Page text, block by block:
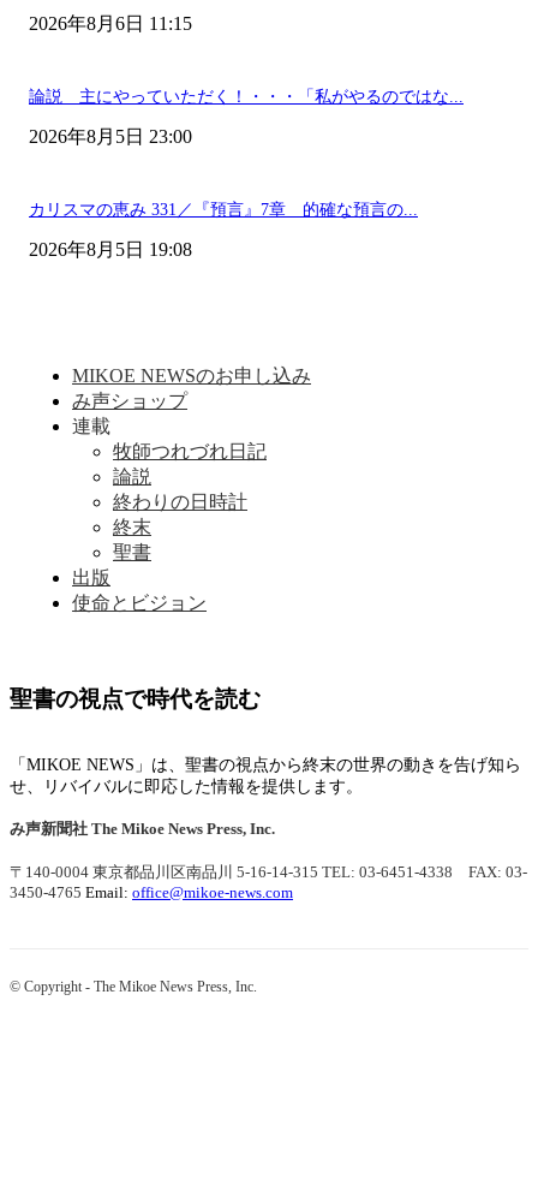
2026年8月6日 11:15
論説 主にやっていただく！・・・「私がやるのではな...
2026年8月5日 23:00
カリスマの恵み 331／『預言』7章 的確な預言の...
2026年8月5日 19:08
MIKOE NEWSのお申し込み
み声ショップ
連載
牧師つれづれ日記
論説
終わりの日時計
終末
聖書
出版
使命とビジョン
聖書の視点で時代を読む
「MIKOE NEWS」は、聖書の視点から終末の世界の動きを告げ知ら
せ、リバイバルに即応した情報を提供します。
み声新聞社 The Mikoe News Press, Inc.
〒140-0004 東京都品川区南品川 5-16-14-315 TEL: 03-6451-4338 FAX: 03-
3450-4765 Email: office@mikoe-news.com
© Copyright - The Mikoe News Press, Inc.